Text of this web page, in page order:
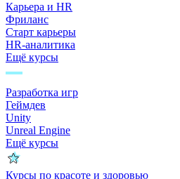
Карьера и HR
Фриланс
Старт карьеры
HR-аналитика
Ещё курсы
Разработка игр
Геймдев
Unity
Unreal Engine
Ещё курсы
Курсы по красоте и здоровью